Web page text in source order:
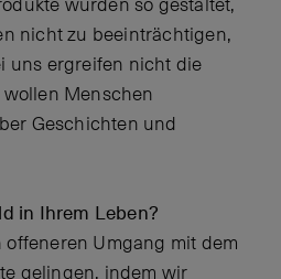
wurden so gestaltet,
nicht zu beeinträchtigen,
uns ergreifen nicht die
Menschen
Geschichten und
in Ihrem Leben?
Umgang mit dem
gelingen, indem wir